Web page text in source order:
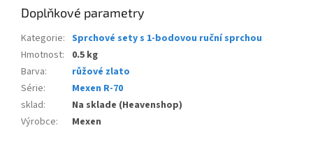
Doplňkové parametry
Kategorie: Sprchové sety s 1-bodovou ruční sprchou
Hmotnost:
0.5 kg
Barva:
růžové zlato
Série:
Mexen R-70
sklad:
Na sklade (Heavenshop)
Výrobce: Mexen